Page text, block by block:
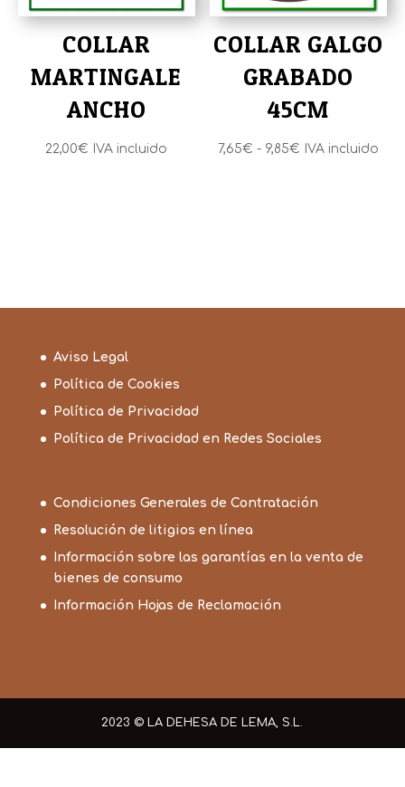
COLLAR
MARTINGALE
ANCHO
22,00€ IVA incluido
COLLAR GALGO
GRABADO
45CM
7,65€ - 9,85€ Rango
IVA incluido
Aviso Legal
Política de Cookies
Política de Privacidad
Política de Privacidad en Redes Sociales
Condiciones Generales de Contratación
Resolución de litigios en línea
Información sobre las garantías en la venta de
bienes de consumo
Información Hojas de Reclamación
2023 © LA DEHESA DE LEMA, S.L.